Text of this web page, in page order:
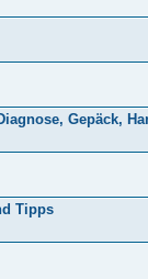
Gepäck,
Tipps